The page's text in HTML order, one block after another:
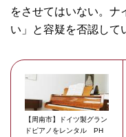
をさせてはいない。ナ
い」と容疑を否認して
【周南市】ドイツ製グラン
ドピアノをレンタル PH